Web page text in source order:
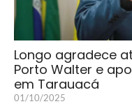
Longo agradece
Porto Walter e
em Tarauacá
01/10/2025